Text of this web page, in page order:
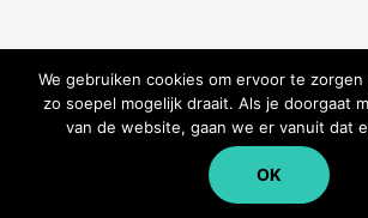
Copyright © 2026
We gebruiken cookies om ervoor te
zo soepel mogelijk draait. Als je doorgaat
van de website, gaan we er vanuit dat
OK